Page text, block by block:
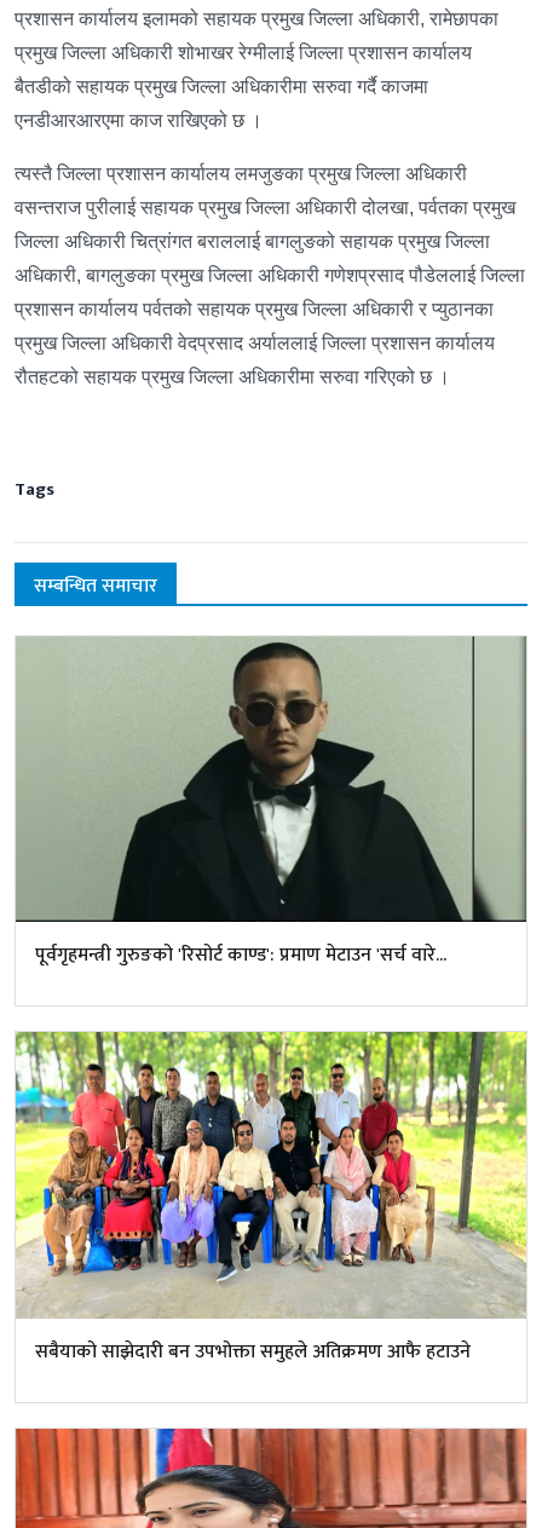
प्रशासन कार्यालय इलामको सहायक प्रमुख जिल्ला अधिकारी, रामेछापका
प्रमुख जिल्ला अधिकारी शोभाखर रेग्मीलाई जिल्ला प्रशासन कार्यालय
बैतडीको सहायक प्रमुख जिल्ला अधिकारीमा सरुवा गर्दै काजमा
एनडीआरआरएमा काज राखिएको छ ।
त्यस्तै जिल्ला प्रशासन कार्यालय लमजुङका प्रमुख जिल्ला अधिकारी
वसन्तराज पुरीलाई सहायक प्रमुख जिल्ला अधिकारी दोलखा, पर्वतका प्रमुख
जिल्ला अधिकारी चित्रांगत बराललाई बागलुङको सहायक प्रमुख जिल्ला
अधिकारी, बागलुङका प्रमुख जिल्ला अधिकारी गणेशप्रसाद पौडेललाई जिल्ला
प्रशासन कार्यालय पर्वतको सहायक प्रमुख जिल्ला अधिकारी र प्युठानका
प्रमुख जिल्ला अधिकारी वेदप्रसाद अर्याललाई जिल्ला प्रशासन कार्यालय
रौतहटको सहायक प्रमुख जिल्ला अधिकारीमा सरुवा गरिएको छ ।
Tags
सम्बन्धित समाचार
पूर्वगृहमन्त्री गुरुङको 'रिसोर्ट काण्ड': प्रमाण मेटाउन 'सर्च वारे...
सबैयाको साझेदारी बन उपभोक्ता समुहले अतिक्रमण आफै हटाउने